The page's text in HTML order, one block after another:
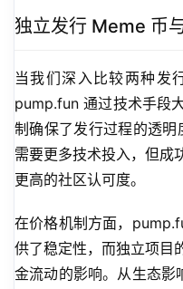
独立发行 Meme 币
当我们深入比较两种发
pump.fun 通过技术手段
制确保了发行过程的透
需要更多技术投入，但成
更高的社区认可度。
在价格机制方面，
供了稳定性，而独立项目
金流动的影响。从生态